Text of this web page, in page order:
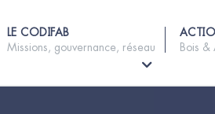
LE CODIFAB
Missions, gouvernance, réseau
Bois &